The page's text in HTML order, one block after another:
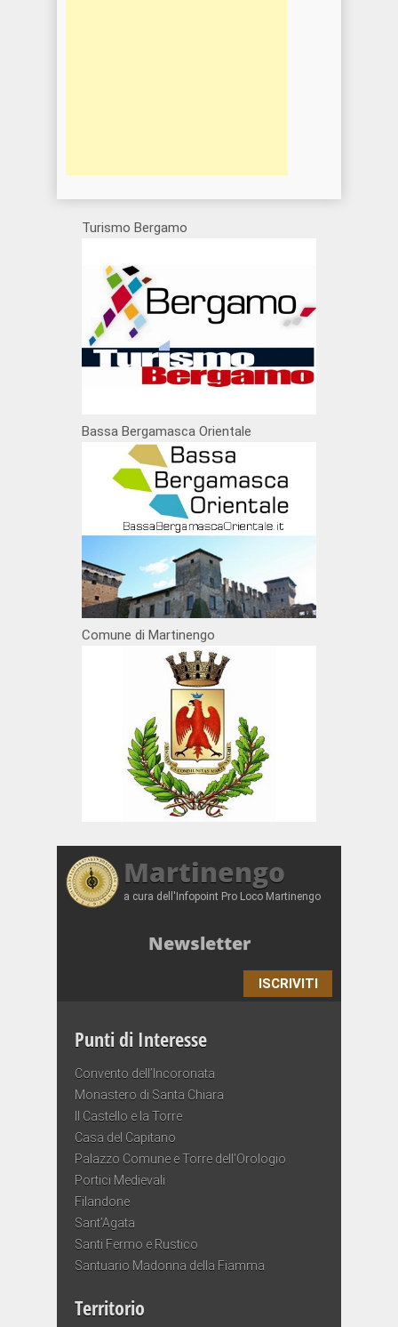
Turismo Bergamo
Bassa Bergamasca Orientale
Comune di Martinengo
Martinengo
a cura dell'Infopoint Pro Loco Martinengo
Newsletter
ISCRIVITI
Punti di Interesse
Convento dell’Incoronata
Monastero di Santa Chiara
Il Castello e la Torre
Casa del Capitano
Palazzo Comune e Torre dell’Orologio
Portici Medievali
Filandone
Sant’Agata
Santi Fermo e Rustico
Santuario Madonna della Fiamma
Territorio